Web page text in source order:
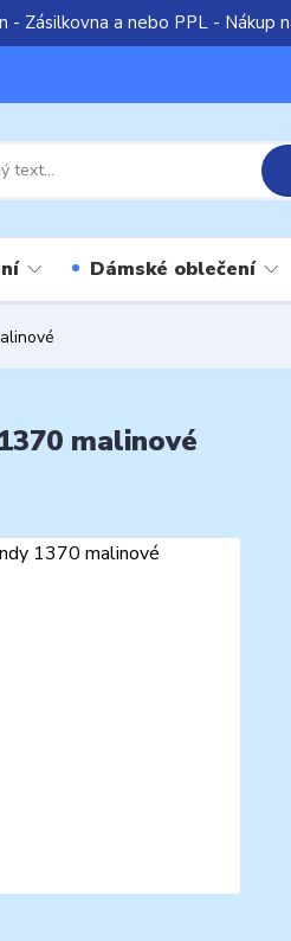
- Zásilkovna a nebo PPL - Nákup
Dámské oblečení
malinové